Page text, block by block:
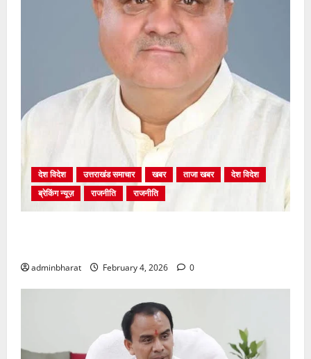
देश विदेश उत्तराखंड समाचार खबर ताजा खबर
देश विदेश
ब्रेकिंग न्यूज़
राजनीति राजनीति
adminbharat February 4, 2026 0